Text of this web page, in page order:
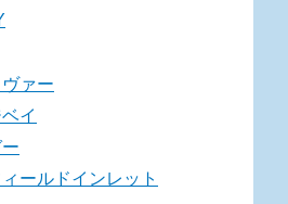
ァー
イ
ールドインレット